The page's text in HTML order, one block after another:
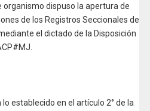
organismo dispuso la apertura de
de los Registros Seccionales de
el dictado de la Disposición
establecido en el artículo 2° de la